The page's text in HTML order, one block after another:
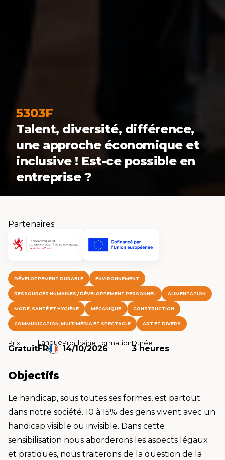
5303F
Talent, diversité, différence,
une approche économique et
inclusive ! Est-ce possible en
entreprise ?
Partenaires
DÉVELOPPEMENT DURABLE ENVIRONNEMENT
RESSOURCES HUMAINES / DÉVELOPPEMENT PERSONNEL ALIMENTATION
MODE, SANTÉ ET HYGIÈNE MÉCANIQUE CONSTRUCTION
COMMUNICATION, MULTIMÉDIA ET SPECTACLE ART ET DIVERS
Prix
Gratuit
Langue
FR
Prochaine Formation
14/10/2026
Durée
3 heures
Objectifs
Le handicap, sous toutes ses formes, est partout
dans notre société. 10 à 15% des gens vivent avec un
handicap visible ou invisible. Dans cette
sensibilisation nous aborderons les aspects légaux
et pratiques, nous traiterons de la question de la